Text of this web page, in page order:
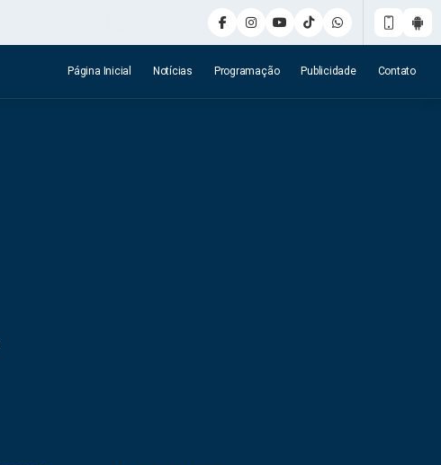
Página Inicial Notícias Programação Publicidade Contato